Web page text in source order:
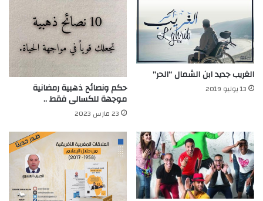
الغريب جديد ابن الشمال “الحر”
13 يوليو 2019 حكم ونصائح ذهبية رمضانية
موجهة للكسالى فقط ..
23 مارس 2023